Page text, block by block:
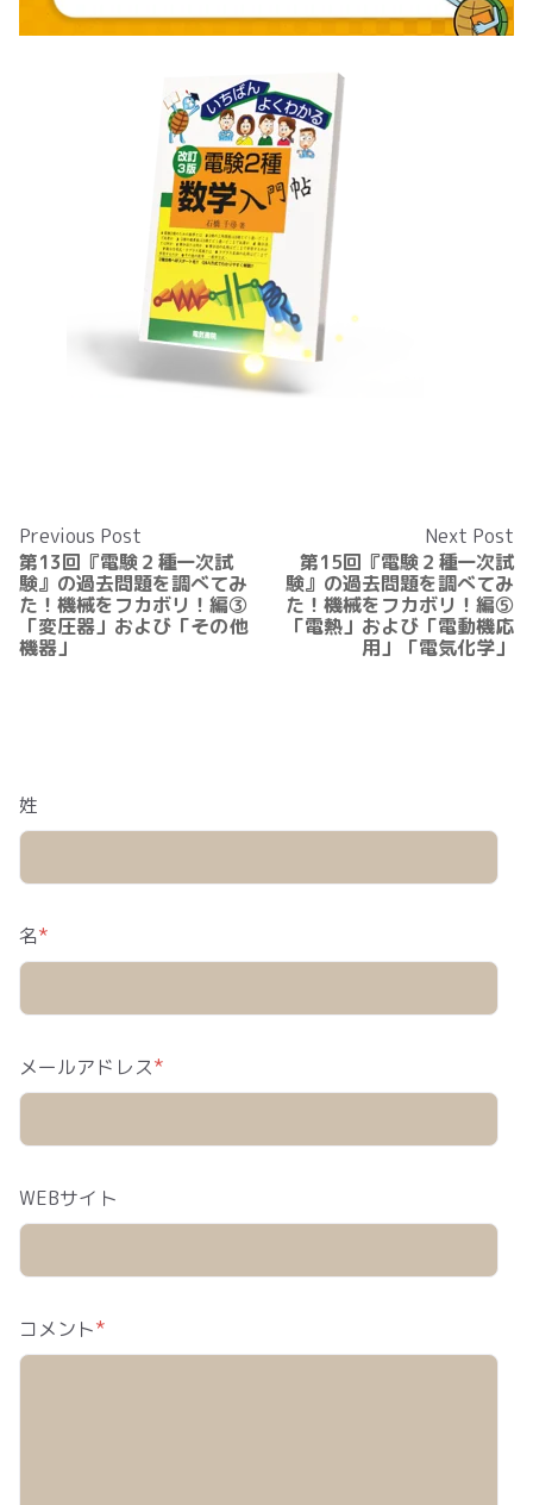
Previous Post
第13回『電験２種一次試
験』の過去問題を調べてみ
た！機械をフカボリ！編③
「変圧器」および「その他
機器」
Next Post
第15回『電験２種一次試
験』の過去問題を調べてみ
た！機械をフカボリ！編⑤
「電熱」および「電動機応
用」「電気化学」
姓
名*
メールアドレス*
WEBサイト
コメント*